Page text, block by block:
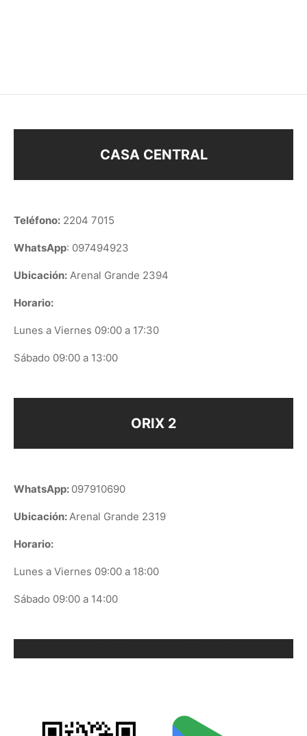
CASA CENTRAL
Teléfono: 2204 7015
WhatsApp: 097494923
Ubicación: Arenal Grande 2394
Horario:
Lunes a Viernes 09:00 a 17:30
Sábado 09:00 a 13:00
ORIX 2
WhatsApp: 097910690
Ubicación:Arenal Grande 2319
Horario:
Lunes a Viernes 09:00 a 18:00
Sábado 09:00 a 14:00